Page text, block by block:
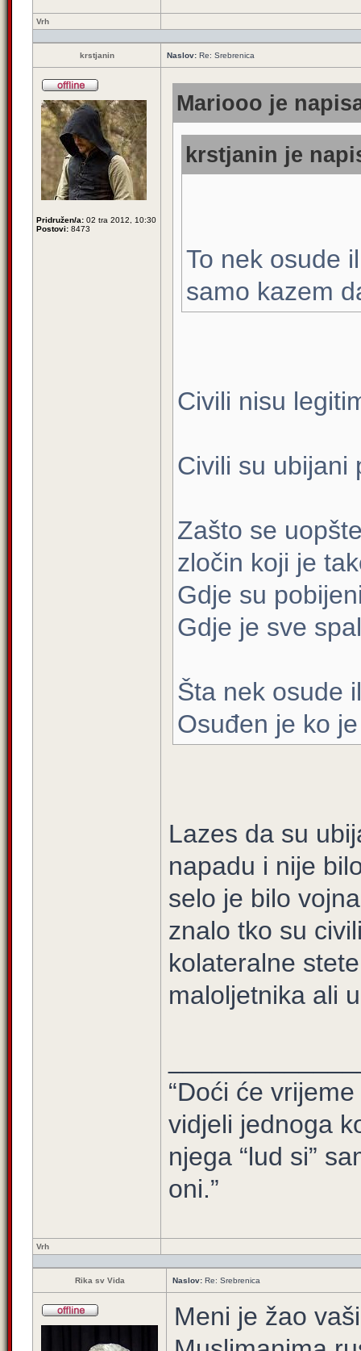
Vrh
krstjanin Naslov: Re: Srebrenica
Pridružen/a: 02 tra 2012, 10:30
Postovi: 8473
Mariooo je
krstjanin je
To nek osude
samo kazem
Civili nisu
Civili su ubijani
Zašto se
zločin koji je
Gdje su
Gdje je sve
Šta nek osude
Osuđen je ko
Lazes da su
napadu i nije
selo je bilo
znalo tko su
kolateralne
maloljetnika ali
“Doći će
vidjeli jednoga
njega “lud si”
oni.”
Vrh
Rika sv Vida Naslov: Re: Srebrenica
Meni je žao